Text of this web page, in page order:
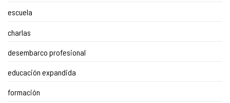
escuela
charlas
desembarco profesional
educación expandida
formación